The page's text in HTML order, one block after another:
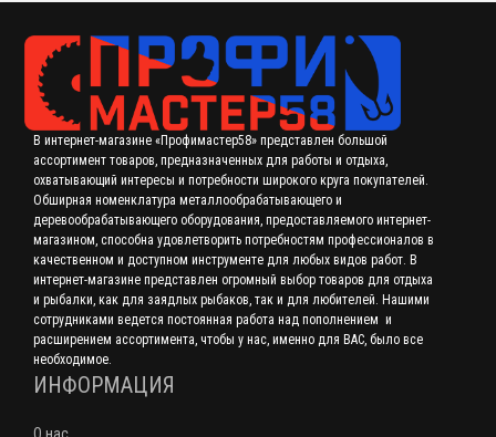
В интернет-магазине «Профимастер58» представлен большой
ассортимент товаров, предназначенных для работы и отдыха,
охватывающий интересы и потребности широкого круга покупателей.
Обширная номенклатура металлообрабатывающего и
деревообрабатывающего оборудования, предоставляемого интернет-
магазином, способна удовлетворить потребностям профессионалов в
качественном и доступном инструменте для любых видов работ. В
интернет-магазине представлен огромный выбор товаров для отдыха
и рыбалки, как для заядлых рыбаков, так и для любителей. Нашими
сотрудниками ведется постоянная работа над пополнением и
расширением ассортимента, чтобы у нас, именно для ВАС, было все
необходимое.
ИНФОРМАЦИЯ